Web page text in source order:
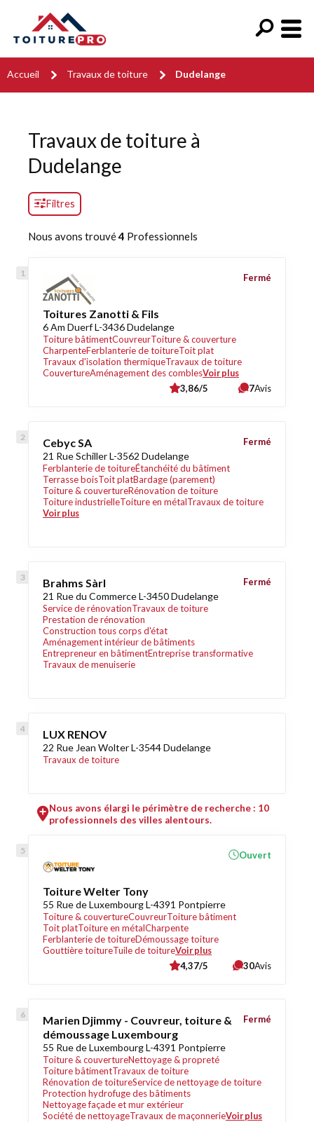
Accueil Travaux de toiture Dudelange
Travaux de toiture à
Dudelange
Filtres
Nous avons trouvé4 Professionnels
Toitures Zanotti & Fils
6 Am Duerf L-3436 Dudelange
Toiture bâtimentCouvreurToiture & couverture
CharpenteFerblanterie de toitureToit plat
Travaux d'isolation thermiqueTravaux de toiture
CouvertureAménagement des comblesVoir plus
Fermé
3,86/5 7Avis
Cebyc SA
21 Rue Schiller L-3562 Dudelange
Ferblanterie de toitureÉtanchéité du bâtiment
Terrasse boisToit platBardage (parement)
Toiture & couvertureRénovation de toiture
Toiture industrielleToiture en métalTravaux de toiture
Voir plus
Fermé
Brahms Sàrl
21 Rue du Commerce L-3450 Dudelange
Service de rénovationTravaux de toiture
Prestation de rénovation
Construction tous corps d'état
Aménagement intérieur de bâtiments
Entrepreneur en bâtimentEntreprise transformative
Travaux de menuiserie
Fermé
LUX RENOV
22 Rue Jean Wolter L-3544 Dudelange
Travaux de toiture
Nous avons élargi le périmètre de recherche : 10
professionnels des villes alentours.
Toiture Welter Tony
55 Rue de Luxembourg L-4391 Pontpierre
Toiture & couvertureCouvreurToiture bâtiment
Toit platToiture en métalCharpente
Ferblanterie de toitureDémoussage toiture
Gouttière toitureTuile de toitureVoir plus
Ouvert
4,37/5 30Avis
Marien Djimmy - Couvreur, toiture &
démoussage Luxembourg
55 Rue de Luxembourg L-4391 Pontpierre
Toiture & couvertureNettoyage & propreté
Toiture bâtimentTravaux de toiture
Rénovation de toitureService de nettoyage de toiture
Protection hydrofuge des bâtiments
Nettoyage façade et mur extérieur
Société de nettoyageTravaux de maçonnerieVoir plus
Fermé